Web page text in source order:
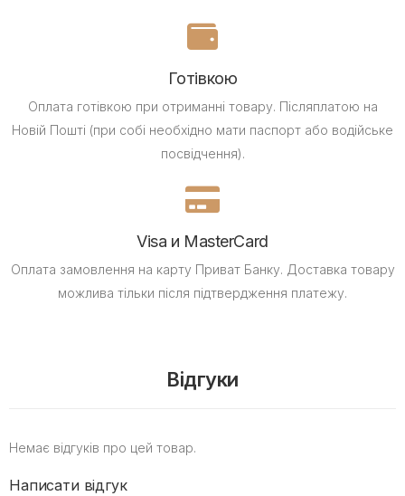
Готівкою
Оплата готівкою при отриманні товару. Післяплатою на
Новій Пошті (при собі необхідно мати паспорт або водійське
посвідчення).
Visa и MasterCard
Оплата замовлення на карту Приват Банку. Доставка товару
можлива тільки після підтвердження платежу.
Відгуки
Немає відгуків про цей товар.
Написати відгук